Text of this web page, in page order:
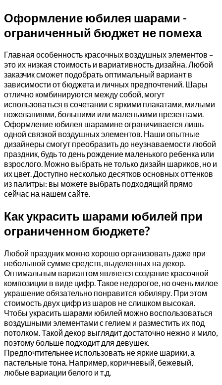
Оформление юбилея шарами -
ограниченный бюджет не помеха
Главная особенность красочных воздушных элементов –
это их низкая стоимость и вариативность дизайна. Любой
заказчик сможет подобрать оптимальный вариант в
зависимости от бюджета и личных предпочтений. Шары
отлично комбинируются между собой, могут
использоваться в сочетании с яркими плакатами, милыми
пожеланиями, большими или маленькими презентами.
Оформление юбилея шарамине ограничивается лишь
одной связкой воздушных элементов. Наши опытные
дизайнеры смогут преобразить до неузнаваемости любой
праздник, будь то день рождение маленького ребенка или
взрослого. Можно выбрать не только дизайн шариков, но и
их цвет. Доступно несколько десятков основных оттенков
из палитры: вы можете выбрать подходящий прямо
сейчас на нашем сайте.
Как украсить шарами юбилей при
ограниченном бюджете?
Любой праздник можно хорошо организовать даже при
небольшой сумме средств, выделенных на декор.
Оптимальным вариантом является создание красочной
композиции в виде цифр. Такое недорогое, но очень милое
украшение обязательно понравится юбиляру. При этом
стоимость двух цифр из шаров не слишком высокая.
Чтобы украсить шарами юбилей можно воспользоваться
воздушными элементами с гелием и разместить их под
потолком. Такой декор выглядит достаточно нежно и мило,
поэтому больше подходит для девушек.
Предпочтительнее использовать не яркие шарики, а
пастельные тона. Например, коричневый, бежевый,
любые вариации белого и т.д.